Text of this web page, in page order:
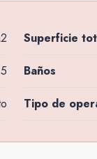
Superficie
5 Baños
Tipo de